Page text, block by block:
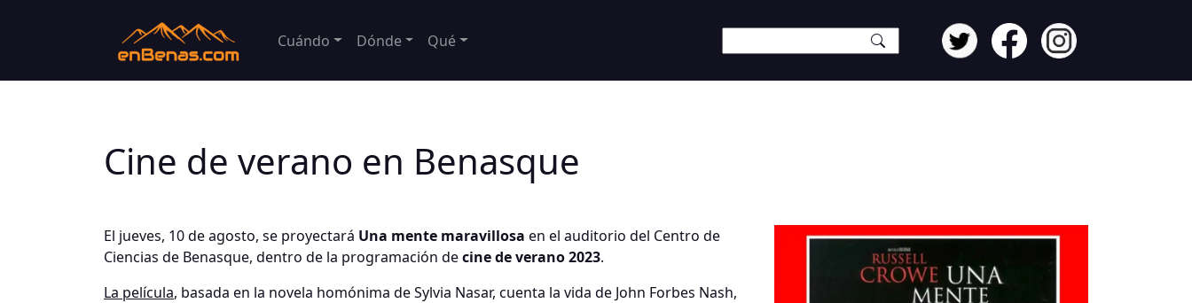
Cuándo Dónde Qué
Cine de verano en Benasque
El jueves, 10 de agosto, se proyectará Una mente maravillosa en el auditorio del Centro de
Ciencias de Benasque, dentro de la programación decine de verano 2023.
La película, basada en la novela homónima de Sylvia Nasar, cuenta la vida de John Forbes Nash,